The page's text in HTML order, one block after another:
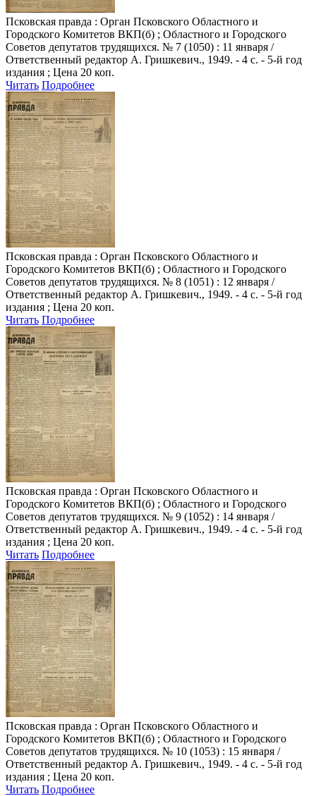
Псковская правда : Орган Псковского Областного и
Городского Комитетов ВКП(б) ; Областного и Городского
Советов депутатов трудящихся. № 7 (1050) : 11 января /
Ответственный редактор А. Гришкевич., 1949. - 4 с. - 5-й год
издания ; Цена 20 коп.
Читать Подробнее
Псковская правда : Орган Псковского Областного и
Городского Комитетов ВКП(б) ; Областного и Городского
Советов депутатов трудящихся. № 8 (1051) : 12 января /
Ответственный редактор А. Гришкевич., 1949. - 4 с. - 5-й год
издания ; Цена 20 коп.
Читать Подробнее
Псковская правда : Орган Псковского Областного и
Городского Комитетов ВКП(б) ; Областного и Городского
Советов депутатов трудящихся. № 9 (1052) : 14 января /
Ответственный редактор А. Гришкевич., 1949. - 4 с. - 5-й год
издания ; Цена 20 коп.
Читать Подробнее
Псковская правда : Орган Псковского Областного и
Городского Комитетов ВКП(б) ; Областного и Городского
Советов депутатов трудящихся. № 10 (1053) : 15 января /
Ответственный редактор А. Гришкевич., 1949. - 4 с. - 5-й год
издания ; Цена 20 коп.
Читать Подробнее